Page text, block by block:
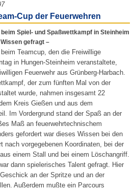
Cup der Feuerwehren
Spiel- und Spaßwettkampf in Steinheim
gefragt –
Teamcup, den die Freiwillige
in Hungen-Steinheim veranstaltete,
Feuerwehr aus Grünberg-Harbach.
der zum fünften Mal von der
wurde, nahmen insgesamt 22
Kreis Gießen und aus dem
Im Vordergrund stand der Spaß an der
Maß an feuerwehrtechnischem
gefordert war dieses Wissen bei den
nach vorgegebenen Koordinaten, bei der
einem Stall und bei einem Löschangriff.
dann spielerisches Talent gefragt. Hier
an der Spritze und an der
Außerdem mußte ein Parcours